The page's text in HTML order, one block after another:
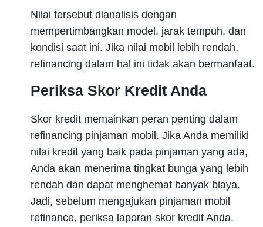
Nilai tersebut dianalisis dengan
mempertimbangkan model, jarak tempuh, dan
kondisi saat ini. Jika nilai mobil lebih rendah,
refinancing dalam hal ini tidak akan bermanfaat.
Periksa Skor Kredit Anda
Skor kredit memainkan peran penting dalam
refinancing pinjaman mobil. Jika Anda memiliki
nilai kredit yang baik pada pinjaman yang ada,
Anda akan menerima tingkat bunga yang lebih
rendah dan dapat menghemat banyak biaya.
Jadi, sebelum mengajukan pinjaman mobil
refinance, periksa laporan skor kredit Anda.